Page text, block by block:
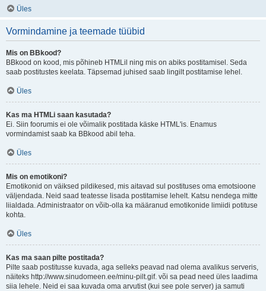
Üles
Vormindamine ja teemade tüübid
Mis on BBkood?
BBkood on kood, mis põhineb HTMLil ning mis on abiks postitamisel. Seda
saab postitustes keelata. Täpsemad juhised saab lingilt postitamise lehel.
Üles
Kas ma HTMLi saan kasutada?
Ei. Siin foorumis ei ole võimalik postitada käske HTML'is. Enamus
vormindamist saab ka BBkood abil teha.
Üles
Mis on emotikoni?
Emotikonid on väiksed pildikesed, mis aitavad sul postituses oma emotsioone
väljendada. Neid saad teatesse lisada postitamise lehelt. Katsu nendega mitte
liialdada. Administraator on võib-olla ka määranud emotikonide limiidi potituse
kohta.
Üles
Kas ma saan pilte postitada?
Pilte saab postitusse kuvada, aga selleks peavad nad olema avalikus serveris,
näiteks http://www.sinudomeen.ee/minu-pilt.gif. või sa pead need üles laadima
siia lehele. Neid ei saa kuvada oma arvutist (kui see pole server) ja samuti